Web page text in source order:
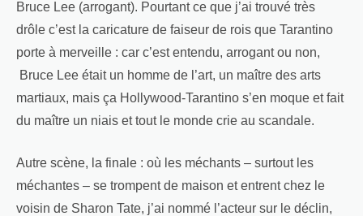
Bruce Lee (arrogant). Pourtant ce que j’ai trouvé très
drôle c’est la caricature de faiseur de rois que Tarantino
porte à merveille : car c’est entendu, arrogant ou non,
Bruce Lee était un homme de l’art, un maître des arts
martiaux, mais ça Hollywood-Tarantino s’en moque et fait
du maître un niais et tout le monde crie au scandale.
Autre scène, la finale : où les méchants – surtout les
méchantes – se trompent de maison et entrent chez le
voisin de Sharon Tate, j’ai nommé l’acteur sur le déclin,